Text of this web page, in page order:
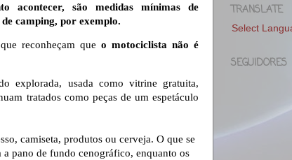
acontecer, são medidas mínimas de
camping, por exemplo.
reconheçam que o motociclista não é
explorada, usada como vitrine gratuita,
tratados como peças de um espetáculo
camiseta, produtos ou cerveja. O que se
pano de fundo cenográfico, enquanto os
TRANSLATE
Select
SEGUIDORES